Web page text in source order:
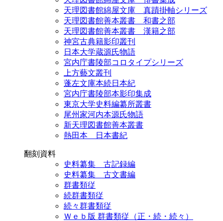
天理図書館綿屋文庫 真蹟掛軸シリーズ
天理図書館善本叢書 和書之部
天理図書館善本叢書 漢籍之部
神宮古典籍影印叢刊
日本大学蔵源氏物語
宮内庁書陵部コロタイプシリーズ
上方藝文叢刊
蓬左文庫本続日本紀
宮内庁書陵部本影印集成
東京大学史料編纂所叢書
尾州家河内本源氏物語
新天理図書館善本叢書
熱田本 日本書紀
翻刻資料
史料纂集 古記録編
史料纂集 古文書編
群書類従
続群書類従
続々群書類従
Ｗｅｂ版 群書類従（正・続・続々）